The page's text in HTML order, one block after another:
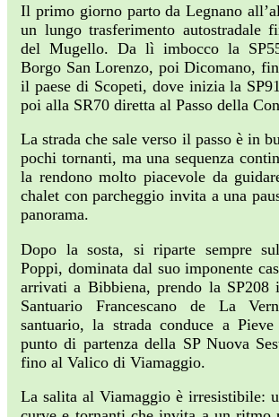
Il primo giorno parto da Legnano
un lungo trasferimento autostradale
del Mugello. Da lì imbocco la
Borgo San Lorenzo, poi Dicomano,
il paese di Scopeti, dove inizia la
poi alla SR70 diretta al Passo della
La strada che sale verso il passo è in
pochi tornanti, ma una sequenza
la rendono molto piacevole da
chalet con parcheggio invita a una
panorama.
Dopo la sosta, si riparte sempre
Poppi, dominata dal suo imponente
arrivati a Bibbiena, prendo la SP208
Santuario Francescano de La
santuario, la strada conduce a Pieve
punto di partenza della SP Nuova
fino al Valico di Viamaggio.
La salita al Viamaggio è irresistibile: